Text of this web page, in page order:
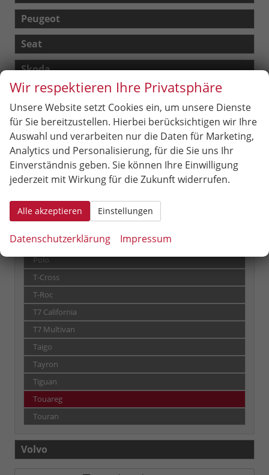
Peugeot
Seat
Skoda
Suzuki
Toyota
Volkswagen
Golf
ID. BUZZ
Polo
T-Cross
T-Roc
T7 California
T7 Multivan
Taigo
Tayron
Tiguan
Touareg
Touran
Volvo
Wir respektieren Ihre Privatsphäre
Unsere Website setzt Cookies ein, um unsere Dienste
für Sie bereitzustellen. Hierbei berücksichtigen wir Ihre
Auswahl und verarbeiten nur die Daten für Marketing,
Analytics und Personalisierung, für die Sie uns Ihr
Einverständnis geben. Sie können Ihre Einwilligung
jederzeit mit Wirkung für die Zukunft widerrufen.
Alle akzeptieren Einstellungen
Datenschutzerklärung Impressum